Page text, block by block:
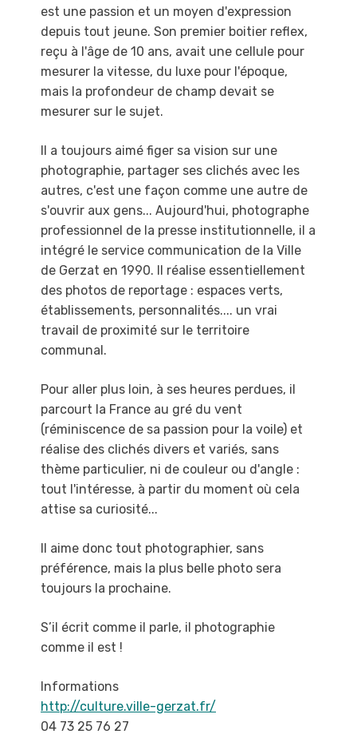
est une passion et un moyen d'expression
depuis tout jeune. Son premier boitier reflex,
reçu à l'âge de 10 ans, avait une cellule pour
mesurer la vitesse, du luxe pour l'époque,
mais la profondeur de champ devait se
mesurer sur le sujet.
Il a toujours aimé figer sa vision sur une
photographie, partager ses clichés avec les
autres, c'est une façon comme une autre de
s'ouvrir aux gens... Aujourd'hui, photographe
professionnel de la presse institutionnelle, il a
intégré le service communication de la Ville
de Gerzat en 1990. Il réalise essentiellement
des photos de reportage : espaces verts,
établissements, personnalités.... un vrai
travail de proximité sur le territoire
communal.
Pour aller plus loin, à ses heures perdues, il
parcourt la France au gré du vent
(réminiscence de sa passion pour la voile) et
réalise des clichés divers et variés, sans
thème particulier, ni de couleur ou d'angle :
tout l'intéresse, à partir du moment où cela
attise sa curiosité...
Il aime donc tout photographier, sans
préférence, mais la plus belle photo sera
toujours la prochaine.
S’il écrit comme il parle, il photographie
comme il est !
Informations
http://culture.ville-gerzat.fr/
04 73 25 76 27